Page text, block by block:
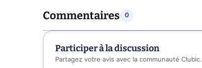
Commentaires 0
Participer à la discussion
Partagez votre avis avec la communauté Clubic.